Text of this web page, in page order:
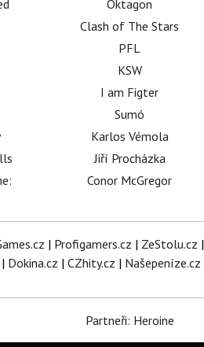
Oktagon
Clash of The Stars
PFL
KSW
I am Figter
Sumó
Karlos Vémola
Jiří Procházka
Conor McGregor
| Profigamers.cz | ZeStolu.cz |
| Dokina.cz | CZhity.cz | Našepeníze.cz
Partneři: Heroine